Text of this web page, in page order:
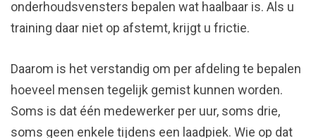
onderhoudsvensters bepalen wat haalbaar is. Als u
training daar niet op afstemt, krijgt u frictie.
Daarom is het verstandig om per afdeling te bepalen
hoeveel mensen tegelijk gemist kunnen worden.
Soms is dat één medewerker per uur, soms drie,
soms geen enkele tijdens een laadpiek. Wie op dat